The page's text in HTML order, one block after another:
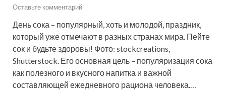
Оставьте комментарий
День сока – популярный, хоть и молодой, праздник,
который уже отмечают в разных странах мира. Пейте
сок и будьте здоровы! Фото: stockcreations,
Shutterstock. Его основная цель – популяризация сока
как полезного и вкусного напитка и важной
составляющей ежедневного рациона человека.…